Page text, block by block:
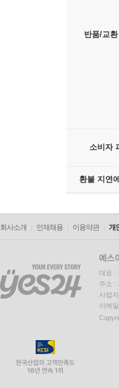
반품/교
소비자
환불 지연
회사소개 인재채용 이용약관 개
대표 :
주소 :
사업
이메